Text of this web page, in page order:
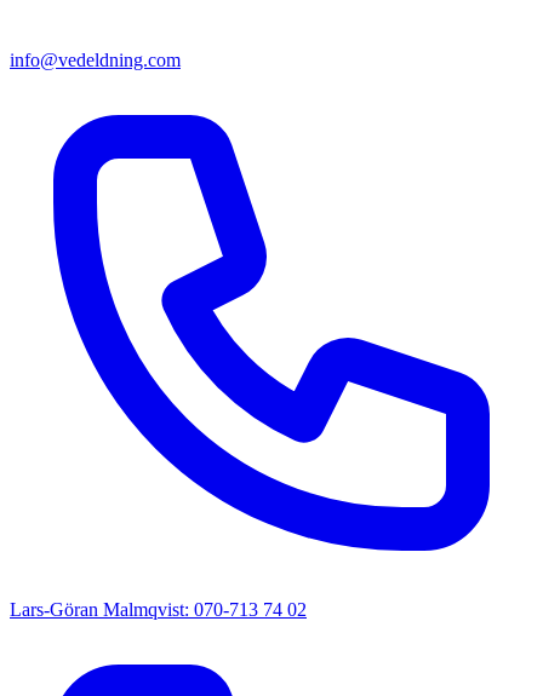
info@vedeldning.com
Lars-Göran Malmqvist: 070-713 74 02